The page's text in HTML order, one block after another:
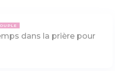
dans la prière pour